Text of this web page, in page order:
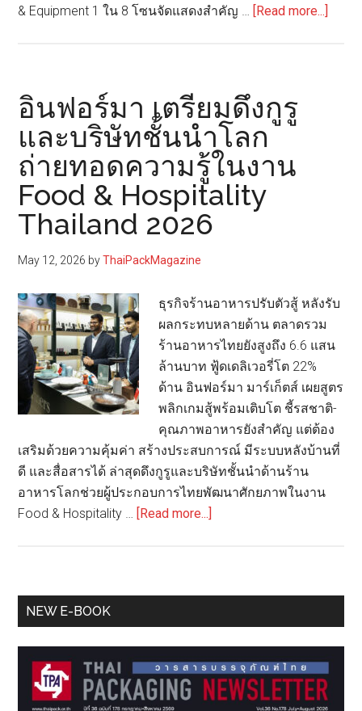
& Equipment 1 ใน 8 โซนจัดแสดงสำคัญ …
[Read more...]
ใน
Food
2026
อินฟอร์มา เตรียมดึงกูรู
และบริษัทชั้นนำโลก
ถ่ายทอดความรู้ในงาน
Food & Hospitality
Thailand 2026
May 12, 2026 byThaiPackMagazine
ธุรกิจร้านอาหารปรับตัวสู้ หลังรับ
ผลกระทบหลายด้าน ตลาดรวม
ร้านอาหารไทยยังสูงถึง 6.6 แสน
ล้านบาท ฟู้ดเดลิเวอรี่โต 22%
ด้าน อินฟอร์มา มาร์เก็ตส์ เผยสูตร
พลิกเกมสู้พร้อมเติบโต ชี้รสชาติ-
คุณภาพอาหารยังสำคัญ แต่ต้อง
เสริมด้วยความคุ้มค่า สร้างประสบการณ์ มีระบบหลังบ้านที่
ดี และสื่อสารได้ ล่าสุดดึงกูรูและบริษัทชั้นนำด้านร้าน
อาหารโลกช่วยผู้ประกอบการไทยพัฒนาศักยภาพในงาน
Food & Hospitality …
[Read more...]
เตรียม
รู
และ
บริษัท
Primary
NEW E-BOOK